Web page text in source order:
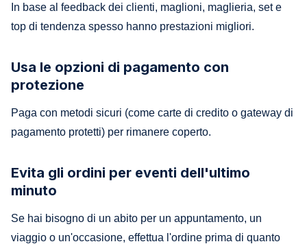
In base al feedback dei clienti, maglioni, maglieria, set e
top di tendenza spesso hanno prestazioni migliori.
Usa le opzioni di pagamento con
protezione
Paga con metodi sicuri (come carte di credito o gateway di
pagamento protetti) per rimanere coperto.
Evita gli ordini per eventi dell'ultimo
minuto
Se hai bisogno di un abito per un appuntamento, un
viaggio o un'occasione, effettua l'ordine prima di quanto